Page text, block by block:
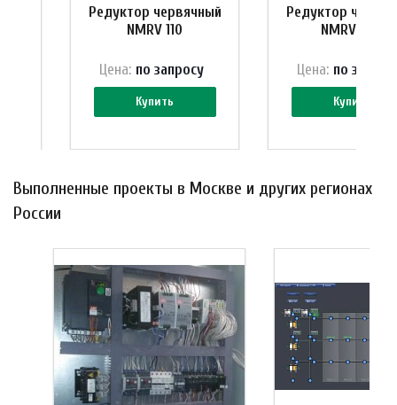
Редуктор червячный
NMRV 110
Купить
Цена: по запросу
Редуктор
NMRV 090
Купить
Цена: по зап
Выполненные проекты в Москве и других регионах
России